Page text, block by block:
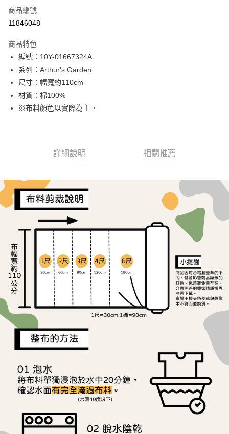
超商取貨付款
Apple Pay
街口支付
Google Pay
AFTEE先享後付
３．安心：先確認商品／服務後，再付款。
【「AFTEE先享後付」結帳流程】
１．於結帳方式選擇「AFTEE先享後付」後，將跳轉至「AFTEE先享後付」
結帳頁面，進行簡訊認證並確認金額後，即可完成結帳。
２．訂單成立數日內，您將收到繳費通知簡訊。
３．收到繳費通知簡訊後14天內，點擊此簡訊中的連結，可透過四大超商／
ATM／網路銀行／等多元方式進行付款，方視為交易完成。
※ 請注意：結帳手續完成當下不需立刻繳費，但若您需要取消訂單，請聯絡
購買商品的店家。未經商家同意取消之訂單仍視為有效，需透過AFTEE先享
後付繳納相關費用。
※ 交易是否成功請以「AFTEE先享後付 」之結帳頁面顯示為準，若有關於
是否繳費成功／繳費後需取消欲退款等相關疑問，請聯繫「AFTEE先享後付
客戶支援中心」 https://netprotections.freshdesk.com/support/home
【注意事項】
１．透過由恩沛科技股份有限公司提供之「AFTEE先享後付」服務完成之交
易，需依本服務之必要範圍內提供個人資料，並將交易相關給付款項請求債
權轉讓予恩沛科技股份有限公司。
https://aftee.tw/terms/#terms3
３．未成年的使用者請事先徵得法定代理人或監護人之同意方可使用
「AFTEE先享後付」，若未經同意申辦者引起之損失，本公司不負相關責
任。
４．使用「AFTEE先享後付」時，將依據個別帳號之用戶狀況，依本公司即
時審查核予不同之上限額度；若仍有額度不足之情形，本公司將視審查結果
請求用戶進行身份認證。
５．嚴禁一人註冊多個帳號或使用他人資訊註冊。若發現惡意使用之情形，
全家取貨付款
每筆NT$65，滿NT$1,500(含以上)免運費
7-11取貨付款
每筆NT$65，滿NT$1,500(含以上)免運費
宅配
每筆NT$150，滿NT$1,500(含以上)免運費
離島宅配
商品編號
11846048
商品特色
編號：10Y-01667324A
系列：Arthur's Garden
尺寸：幅寬約110cm
材質：棉100%
※布料顏色以實際為主。
詳細說明 相關推薦